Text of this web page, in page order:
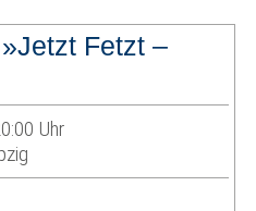
Fetzt –
Uhr